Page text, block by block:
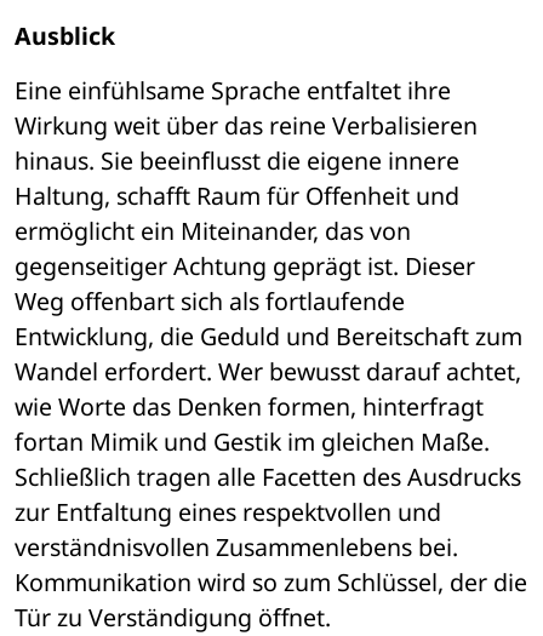
Ausblick
Eine einfühlsame Sprache entfaltet ihre
Wirkung weit über das reine Verbalisieren
hinaus. Sie beeinflusst die eigene innere
Haltung, schafft Raum für Offenheit und
ermöglicht ein Miteinander, das von
gegenseitiger Achtung geprägt ist. Dieser
Weg offenbart sich als fortlaufende
Entwicklung, die Geduld und Bereitschaft zum
Wandel erfordert. Wer bewusst darauf achtet,
wie Worte das Denken formen, hinterfragt
fortan Mimik und Gestik im gleichen Maße.
Schließlich tragen alle Facetten des Ausdrucks
zur Entfaltung eines respektvollen und
verständnisvollen Zusammenlebens bei.
Kommunikation wird so zum Schlüssel, der die
Tür zu Verständigung öffnet.